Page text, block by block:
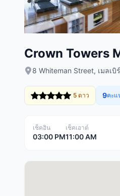
Crown Towers
8 Whiteman Street, เมลเบิ
5 ดาว 9คะแ
เช็คอิน
03:00 PM
เช็คเอาต์
11:00 AM